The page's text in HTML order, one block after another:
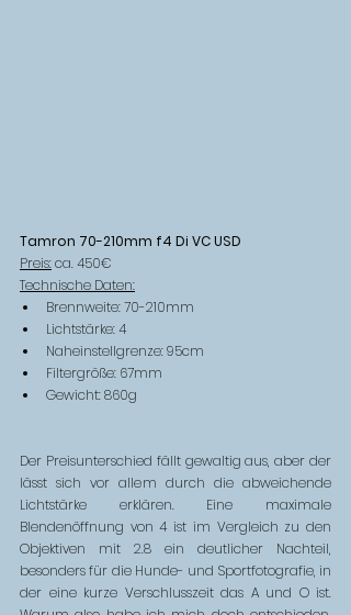
Tamron 70-210mm f4 Di VC USD
Preis: ca. 450€
Technische Daten:
Brennweite: 70-210mm
Lichtstärke: 4
Naheinstellgrenze: 95cm
Filtergröße: 67mm
Gewicht: 860g
Der Preisunterschied fällt gewaltig aus, aber der
lässt sich vor allem durch die abweichende
Lichtstärke erklären. Eine maximale
Blendenöffnung von 4 ist im Vergleich zu den
Objektiven mit 2.8 ein deutlicher Nachteil,
besonders für die Hunde- und Sportfotografie, in
der eine kurze Verschlusszeit das A und O ist.